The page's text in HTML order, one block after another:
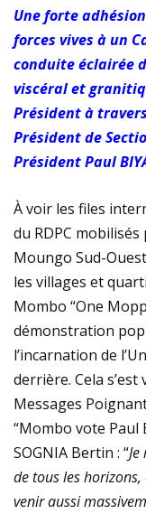
Une forte
forces vives à un
conduite éclairée
viscéral et
Président à
Président de
Président Paul
À voir les files
du RDPC
Moungo Sud-
les villages et
Mombo “One
démonstration
l’incarnation de
derrière. Cela s’est
Messages
“Mombo vote Paul
SOGNIA Bertin : “
de tous les
venir aussi